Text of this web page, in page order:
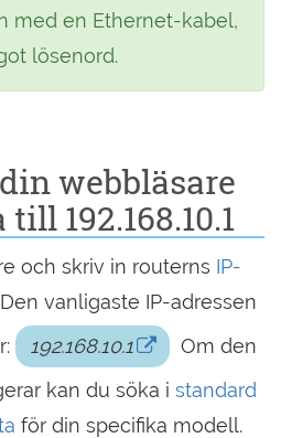
med en Ethernet-kabel,
lösenord.
webbläsare
192.168.10.1
och skriv in routerns IP-
vanligaste IP-adressen
192.168.10.1
Om den
kan du söka i standard
för din specifika modell.